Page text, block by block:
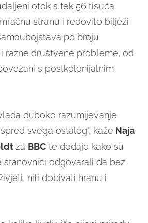
otok s tek 56 tisuća
stranu i redovito bilježi
po broju
razne društvene probleme, od
s postkolonijalnim
duboko razumijevanje
svega ostalog", kaže Naja
za BBC te dodaje kako su
stanovnici odgovarali da bez
niti dobivati hranu i